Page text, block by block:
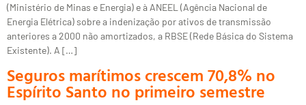
(Ministério de Minas e Energia) e à ANEEL (Agência Nacional de
Energia Elétrica) sobre a indenização por ativos de transmissão
anteriores a 2000 não amortizados, a RBSE (Rede Básica do Sistema
Existente). A […]
Seguros marítimos crescem 70,8% no
Espírito Santo no primeiro semestre